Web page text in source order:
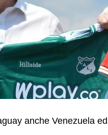
anche Venezuela